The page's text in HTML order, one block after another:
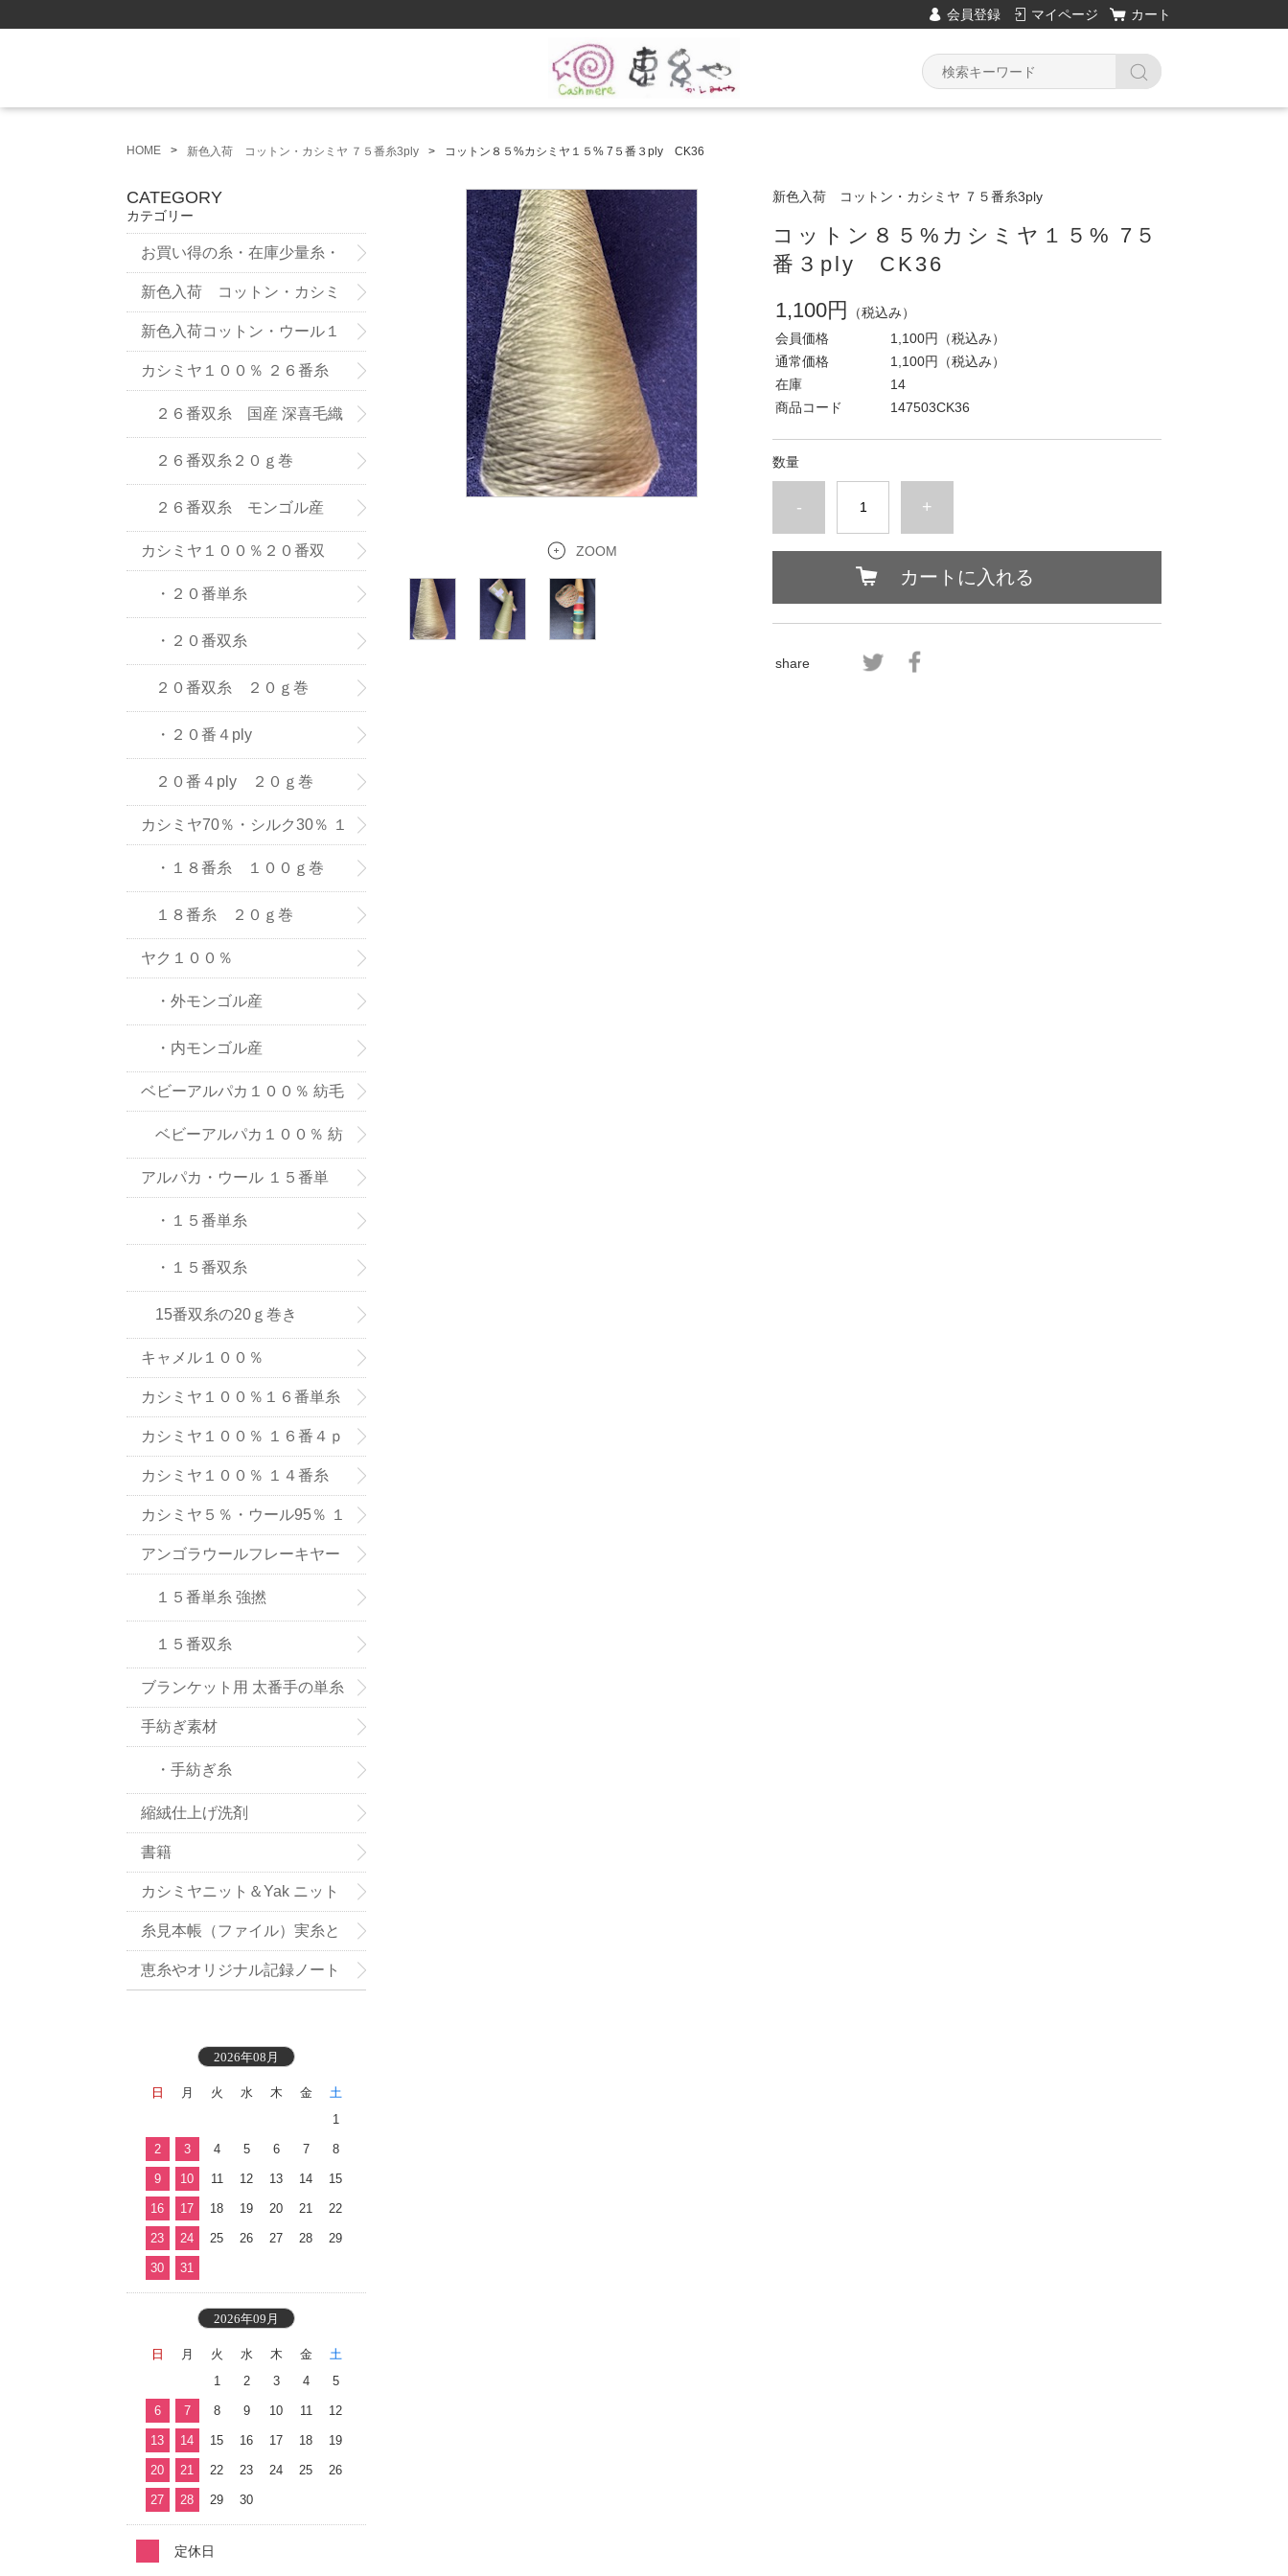
会員登録 マイページ カート
HOME 新色入荷 コットン・カシミヤ ７５番糸3ply コットン８５%カシミヤ１５% 7５番３ply CK36
ZOOM
新色入荷 コットン・カシミヤ ７５番糸3ply
コットン８５%カシミヤ１５% 7５
番３ply CK36
1,100円
（税込み）
会員価格
1,100円
（税込み）
通常価格
1,100円
（税込み）
在庫
14
商品コード
147503CK36
数量
- +
カートに入れる
share
CATEGORY
カテゴリー
お買い得の糸・在庫少量糸・
試作品
新色入荷 コットン・カシミ
ヤ ７５番糸3ply
新色入荷コットン・ウール１
２番双糸
カシミヤ１００％ ２６番糸
２６番双糸 国産 深喜毛織
(株) の紡績糸
２６番双糸２０ｇ巻
２６番双糸 モンゴル産
カシミヤ１００％２０番双
糸・単糸
・２０番単糸
・２０番双糸
２０番双糸 ２０ｇ巻
・２０番４ply
２０番４ply ２０ｇ巻
カシミヤ70％・シルク30％ １
８番糸
・１８番糸 １００ｇ巻
１８番糸 ２０ｇ巻
ヤク１００％
・外モンゴル産
・内モンゴル産
ベビーアルパカ１００％ 紡毛
ベビーアルパカ１００％ 紡
毛糸-２０ｇ巻き
アルパカ・ウール １５番単
糸、双糸
・１５番単糸
・１５番双糸
15番双糸の20ｇ巻き
キャメル１００％
カシミヤ１００％１６番単糸
（手織り用） ６色
カシミヤ１００％ １６番４ｐ
ｌｙ手編み用（中細タイプ）
カシミヤ１００％ １４番糸
（在庫限りで販売終了）
カシミヤ５％・ウール95％ １
６番単糸
アンゴラウールフレーキヤー
ン １５番糸
１５番単糸 強撚
１５番双糸
ブランケット用 太番手の単糸
手紡ぎ素材
・手紡ぎ糸
縮絨仕上げ洗剤
書籍
カシミヤニット＆Yak ニット
小物お買い得
糸見本帳（ファイル）実糸と
織地見本付き
恵糸やオリジナル記録ノート
2026年08月
日 月 火 水 木 金
土
1
2 3 4 5 6 7 8
9 10 11 12 13 14 15
16 17 18 19 20 21 22
23 24 25 26 27 28 29
30 31
2026年09月
日 月 火 水 木 金
土
1
2 3 4 5
6 7 8 9 10 11 12
13 14 15 16 17 18 19
20 21 22 23 24 25 26
27 28 29 30
定休日